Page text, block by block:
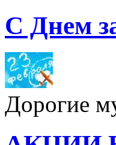
С Днем
Дорогие